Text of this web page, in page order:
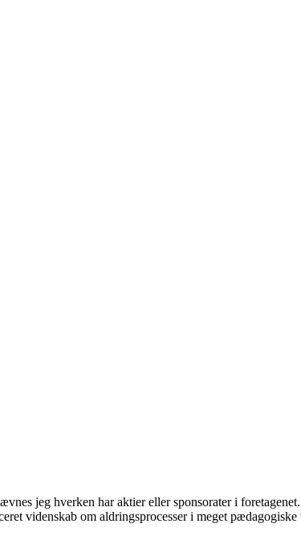
jeg hverken har aktier eller sponsorater i
videnskab om aldringsprocesser i meget pædagogiske